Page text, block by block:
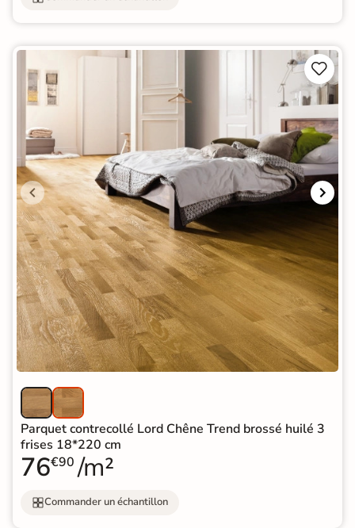


Parquet contrecollé Lord Chêne Trend brossé huilé 3
frises 18*220 cm
76€90 /m²
Commander un échantillon